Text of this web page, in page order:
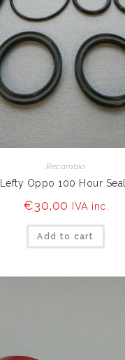
Recambio
Lefty Oppo 100 Hour
€30,00 IVA inc.
Add to cart